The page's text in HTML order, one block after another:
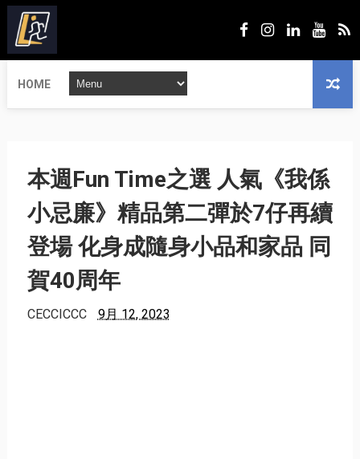
HOME
本週Fun Time之選 人氣《我係
小忌廉》精品第二彈於7仔再續
登場 化身成隨身小品和家品 同
賀40周年
CECCICCC 9月 12, 2023